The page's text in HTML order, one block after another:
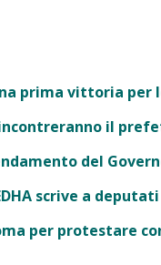
prima vittoria per
incontreranno il
del
scrive a
per protestare